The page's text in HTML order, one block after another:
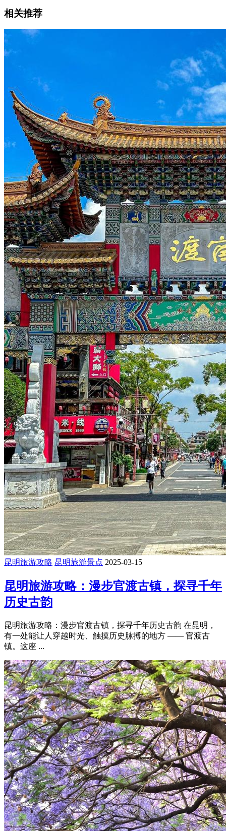
相关推荐
昆明旅游攻略 昆明旅游景点 2025-03-15
昆明旅游攻略：漫步官渡古镇，探寻千年
历史古韵
昆明旅游攻略：漫步官渡古镇，探寻千年历史古韵 在昆明，
有一处能让人穿越时光、触摸历史脉搏的地方 —— 官渡古
镇。这座 ...